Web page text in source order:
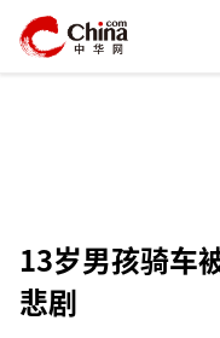
13岁男孩骑车
悲剧